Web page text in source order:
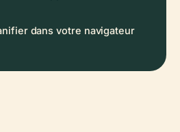
dans votre navigateur